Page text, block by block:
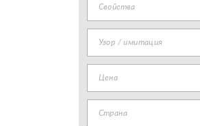
Свойства
Узор / имитация
Цена
Страна